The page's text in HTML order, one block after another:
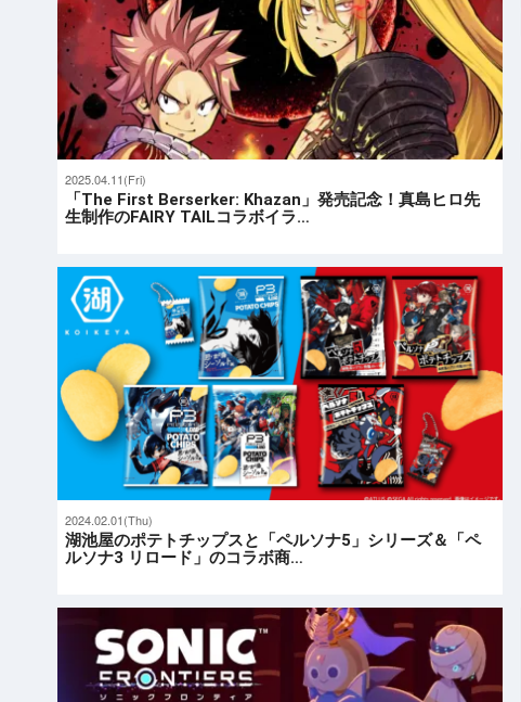
2025.04.11(Fri)
「The First Berserker: Khazan」発売記念！真島ヒロ先
生制作のFAIRY TAILコラボイラ…
2024.02.01(Thu)
湖池屋のポテトチップスと「ペルソナ5」シリーズ＆「ペ
ルソナ3 リロード」のコラボ商…